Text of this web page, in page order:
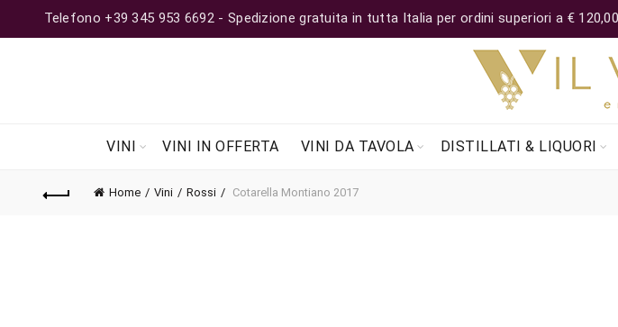
Telefono +39 345 953 6692 - Spedizione gratuita in tutta Italia per ordini superiori a €
VINI VINI IN OFFERTA VINI DA TAVOLA DISTILLATI & LIQUORI
Home Vini Rossi Cotarella Montiano 2017